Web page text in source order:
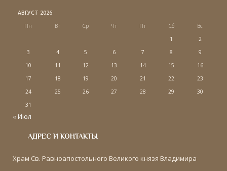
АВГУСТ 2026
Пн
Вт Ср Чт Пт Сб
Вс
1
2
3
4 5 6 7 8
9
10
11 12 13 14 15
16
17
18 19 20 21 22
23
24
25 26 27 28 29
30
31
« Июл
АДРЕС И КОНТАКТЫ
Храм Св. Равноапостольного Великого князя Владимира